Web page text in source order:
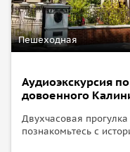
Пешеходная
Аудиоэкскурсия
довоенного
Двухчасовая
познакомьтесь с